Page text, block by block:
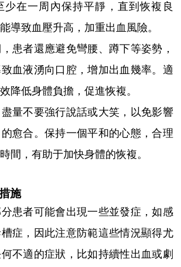
少在一周內保持平靜，直到恢複良
導致血壓升高，加重出血風險。
者還應避免彎腰、蹲下等姿勢，
血液湧向口腔，增加出血幾率。適
降低身體負擔，促進恢複。
不要強行說話或大笑，以免影響
愈合。保持一個平和的心態，合理
間，有助于加快身體的恢複。
施
者可能會出現一些並發症，如感
症，因此注意防範這些情況顯得尤
不適的症狀，比如持續性出血或劇